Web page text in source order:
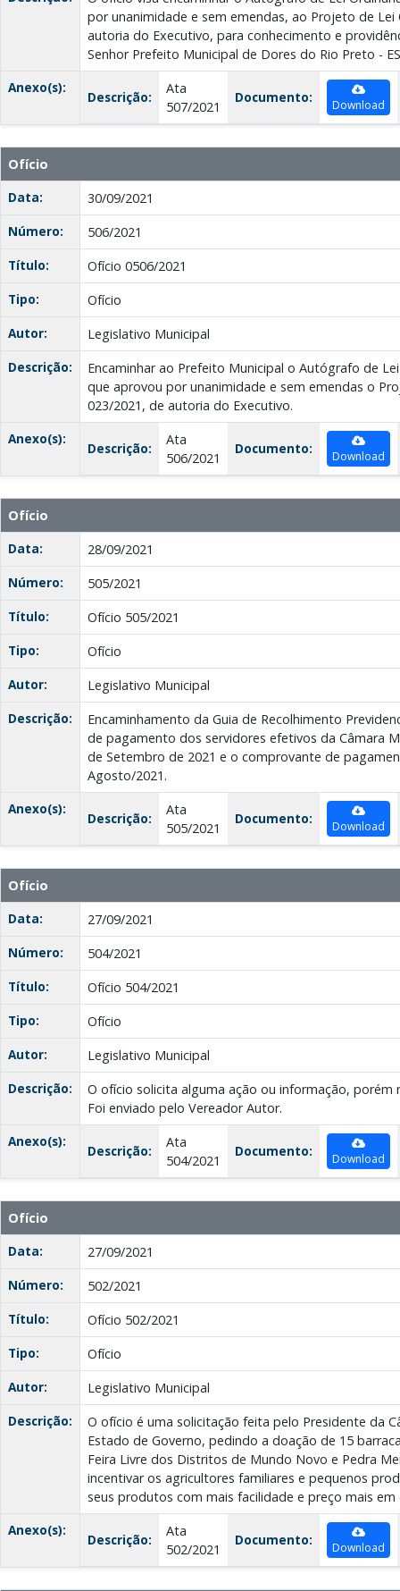
por unanimidade e sem emendas, ao Projeto de Lei
autoria do Executivo, para conhecimento e
Senhor Prefeito Municipal de Dores do Rio Preto -
Anexo(s):
Descrição:
Ata
507/2021
Documento: Download
Ofício
Data:
30/09/2021
Número:
506/2021
Título:
Ofício 0506/2021
Tipo:
Ofício
Autor:
Legislativo Municipal
Descrição:
Encaminhar ao Prefeito Municipal o Autógrafo de
que aprovou por unanimidade e sem emendas o
023/2021, de autoria do Executivo.
Anexo(s):
Descrição:
Ata
506/2021
Documento: Download
Ofício
Data:
28/09/2021
Número:
505/2021
Título:
Ofício 505/2021
Tipo:
Ofício
Autor:
Legislativo Municipal
Descrição:
Encaminhamento da Guia de Recolhimento
de pagamento dos servidores efetivos da Câmara
de Setembro de 2021 e o comprovante de
Agosto/2021.
Anexo(s):
Descrição:
Ata
505/2021
Documento: Download
Ofício
Data:
27/09/2021
Número:
504/2021
Título:
Ofício 504/2021
Tipo:
Ofício
Autor:
Legislativo Municipal
Descrição:
O ofício solicita alguma ação ou informação, porém
Foi enviado pelo Vereador Autor.
Anexo(s):
Descrição:
Ata
504/2021
Documento: Download
Ofício
Data:
27/09/2021
Número:
502/2021
Título:
Ofício 502/2021
Tipo:
Ofício
Autor:
Legislativo Municipal
Descrição:
O ofício é uma solicitação feita pelo Presidente da
Estado de Governo, pedindo a doação de 15
Feira Livre dos Distritos de Mundo Novo e Pedra
incentivar os agricultores familiares e pequenos
seus produtos com mais facilidade e preço mais em
Anexo(s):
Descrição:
Ata
502/2021
Documento: Download